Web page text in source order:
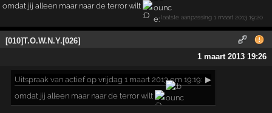
omdat jij alleen maar naar de terror wilt
laatste aanpassing1 maart 2013 19:20
[010]T.O.W.N.Y.[026]
1 maart 2013 19:26
Uitspraak van actief op vrijdag 1 maart 2013 om 19:19: ▶
omdat jij alleen maar naar de terror wilt